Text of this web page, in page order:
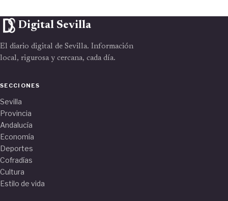
Digital Sevilla
El diario digital de Sevilla. Información
local, rigurosa y cercana, cada día.
SECCIONES
Sevilla
Provincia
Andalucía
Economía
Deportes
Cofradías
Cultura
Estilo de vida